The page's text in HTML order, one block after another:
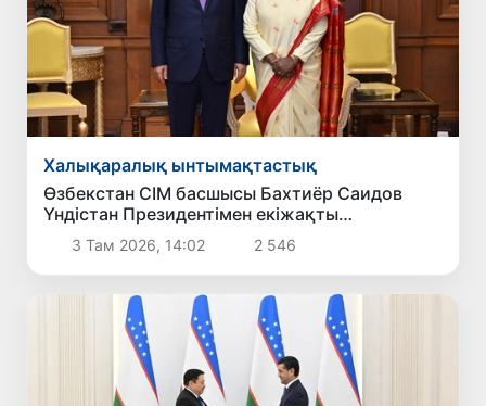
Халықаралық ынтымақтастық
Өзбекстан СІМ басшысы Бахтиёр Саидов
Үндістан Президентімен екіжақты
байланыстарды нығайту мәселелерін
талқылады
3 Там 2026, 14:02 2 546